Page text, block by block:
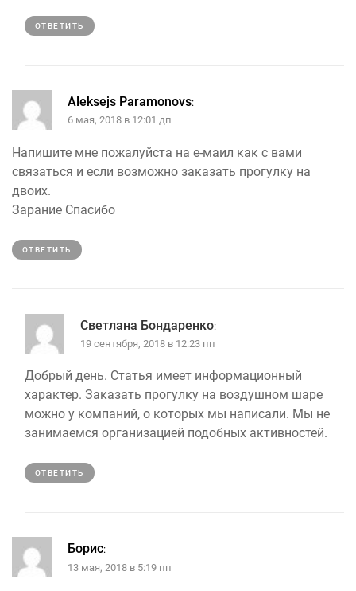
ОТВЕТИТЬ
Aleksejs Paramonovs:
6 мая, 2018 в 12:01 дп
Напишите мне пожалуйста на е-маил как с вами
связаться и если возможно заказать прогулку на
двоих.
Зарание Спасибо
ОТВЕТИТЬ
Светлана Бондаренко:
19 сентября, 2018 в 12:23 пп
Добрый день. Статья имеет информационный
характер. Заказать прогулку на воздушном шаре
можно у компаний, о которых мы написали. Мы не
занимаемся организацией подобных активностей.
ОТВЕТИТЬ
Борис:
13 мая, 2018 в 5:19 пп